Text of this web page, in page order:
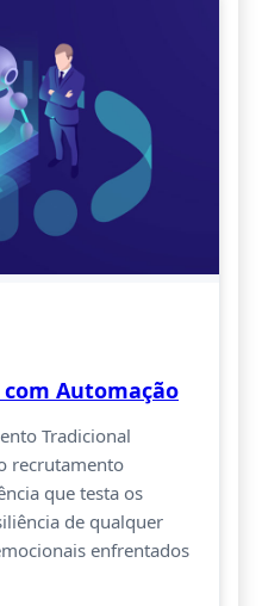
Automação
Tradicional
recrutamento
que testa os
de qualquer
enfrentados